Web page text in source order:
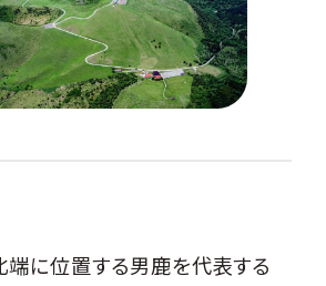
に位置する男鹿を代表する